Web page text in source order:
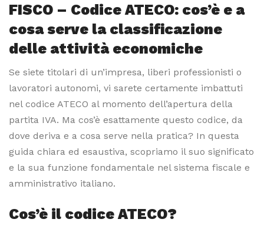
FISCO – Codice ATECO: cos’è e a
cosa serve la classificazione
delle attività economiche
Se siete titolari di un’impresa, liberi professionisti o
lavoratori autonomi, vi sarete certamente imbattuti
nel codice ATECO al momento dell’apertura della
partita IVA. Ma cos’è esattamente questo codice, da
dove deriva e a cosa serve nella pratica? In questa
guida chiara ed esaustiva, scopriamo il suo significato
e la sua funzione fondamentale nel sistema fiscale e
amministrativo italiano.
Cos’è il codice ATECO?